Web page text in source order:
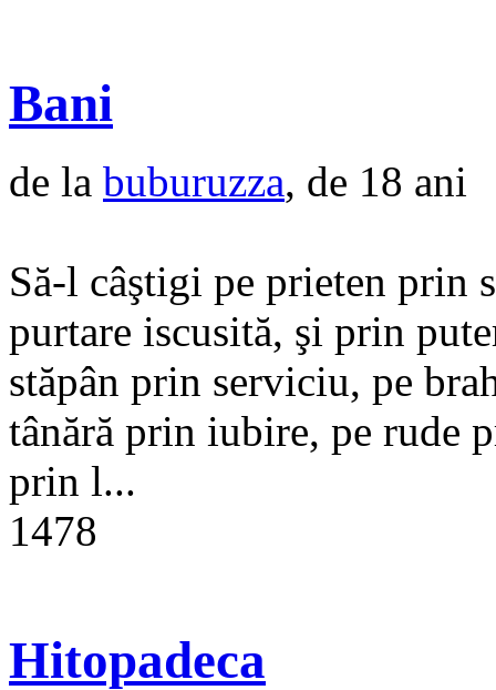
Bani
de la buburuzza, de 18 ani
Să-l câştigi pe prieten prin
purtare iscusită, şi prin
stăpân prin serviciu, pe
tânără prin iubire, pe rude
prin l...
1478
Hitopadeca